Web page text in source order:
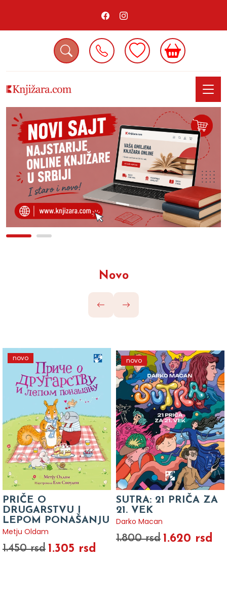
Novo
novo
PRIČE O
DRUGARSTVU I
LEPOM PONAŠANJU
Metju Oldam
1.450 rsd 1.305 rsd
novo
SUTRA: 21 PRIČA ZA
21. VEK
Darko Macan
1.800 rsd 1.620 rsd